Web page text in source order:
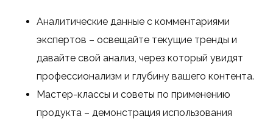
Аналитические данные с комментариями
экспертов – освещайте текущие тренды и
давайте свой анализ, через который увидят
профессионализм и глубину вашего контента.
Мастер-классы и советы по применению
продукта – демонстрация использования